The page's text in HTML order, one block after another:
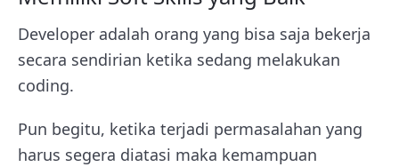
Developer adalah orang yang bisa saja bekerja
secara sendirian ketika sedang melakukan
coding.
Pun begitu, ketika terjadi permasalahan yang
harus segera diatasi maka kemampuan